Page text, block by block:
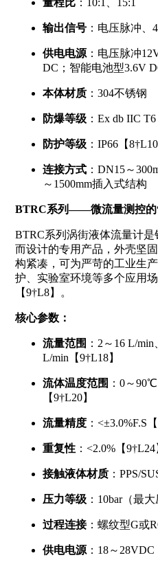
量程比：10:1、15:1
输出信号：电压脉冲、
供电电源：电压脉冲
DC；智能电池型3.6V
本体材质：304不锈钢
防爆等级：Ex db IIC T6
防护等级：IP66【8†L10
连接方式：DN15～
～1500mm插入式结构
BTRC系列——微流量测控的
BTRC系列涡街液体流量计是
而设计的专用产品，外壳坚
构紧凑，可为严苛的工业生
护、实验室环境等多个应用
【9†L8】。
核心参数：
流量范围 ：2～16 L/
L/min【9†L18】
流体温度范围 ：0～
【9†L20】
流量精度：<±3.0%F.S【
重复性：<2.0%【9†L24
接触液体材质：PPS/
压力等级：10bar（最大
过程连接：螺纹型G或
供电电源：18～28VDC